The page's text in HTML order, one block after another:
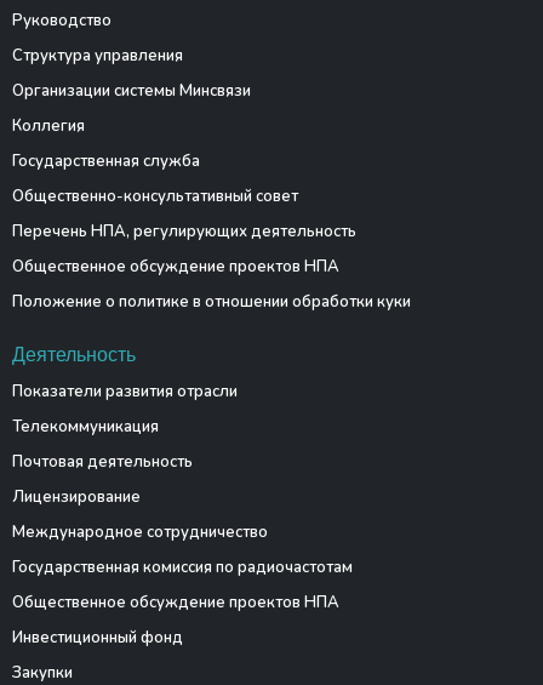
Руководство
Структура управления
Организации системы Минсвязи
Коллегия
Государственная служба
Общественно-консультативный совет
Перечень НПА, регулирующих деятельность
Общественное обсуждение проектов НПА
Положение о политике в отношении обработки куки
Деятельность
Показатели развития отрасли
Телекоммуникация
Почтовая деятельность
Лицензирование
Международное сотрудничество
Государственная комиссия по радиочастотам
Общественное обсуждение проектов НПА
Инвестиционный фонд
Закупки